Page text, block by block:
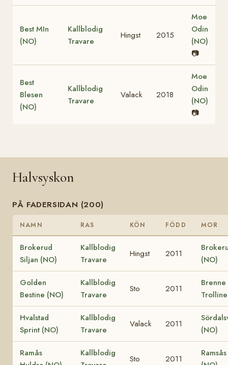
Best MIn
(NO)
Kallblodig
Travare
Hingst 2015
Moe
Odin
(NO)
📷
Best
Blesen
(NO)
Kallblodig
Travare
Valack 2018
Moe
Odin
(NO)
📷
Halvsyskon
PÅ FADERSIDAN (200)
NAMN RAS KÖN FÖDD MOR
Brokerud
Siljan (NO)
Kallblodig
Travare
Hingst 2011
(NO)
Golden
Bestine (NO)
Kallblodig
Travare
Sto 2011
Brenne
Hvalstad
Sprint (NO)
Kallblodig
Travare
Valack 2011
(NO)
Ramås
Kallblodig
Sto 2011